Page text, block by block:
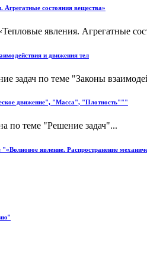
состояния вещества»
явления. Агрегатные
и движения тел
задач по теме "Законы
движение", "Масса", "Плотность"""
по теме "Решение задач"...
явление. Распространение